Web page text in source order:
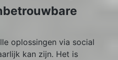
oplossingen via social
kan zijn. Het is